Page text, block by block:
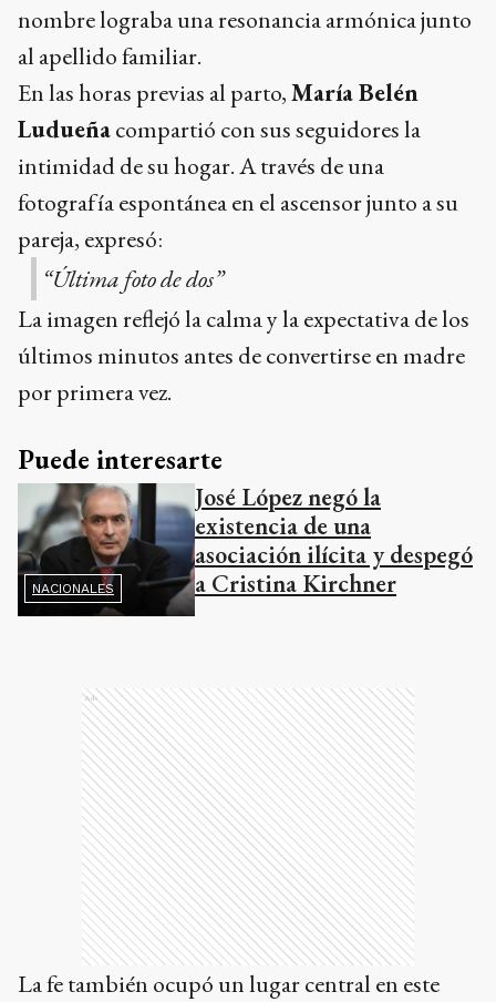
nombre lograba una resonancia armónica junto
al apellido familiar.
En las horas previas al parto,María Belén
Ludueñacompartió con sus seguidores la
intimidad de su hogar. A través de una
fotografía espontánea en el ascensor junto a su
pareja, expresó:
“Última foto de dos”
La imagen reflejó la calma y la expectativa de los
últimos minutos antes de convertirse en madre
por primera vez.
Puede interesarte
NACIONALES
José López negó la
existencia de una
asociación ilícita y despegó
a Cristina Kirchner
Ads
La fe también ocupó un lugar central en este